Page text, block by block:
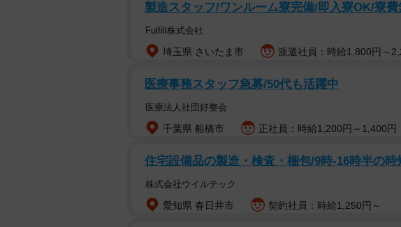
製造スタッフ/ワンルーム寮完備/即入寮OK/寮
Fulfill株式会社
埼玉県 さいたま市 派遣社員：時給1,800円～
医療事務スタッフ急募/50代も活躍中
医療法人社団好整会
千葉県 船橋市 正社員：時給1,200円～1,400円
住宅設備品の製造・検査・梱包/9時-16時半の時
株式会社ウイルテック
愛知県 春日井市 契約社員：時給1,250円～